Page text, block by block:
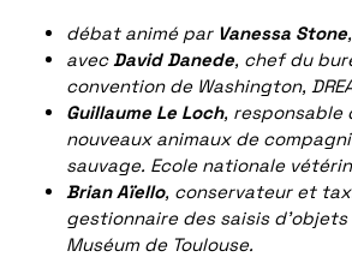
débat animé par Vanessa Stone
avec David Danede, chef du
convention de Washington,
Guillaume Le Loch, responsable
nouveaux animaux de
sauvage. Ecole nationale
Brian Aïello, conservateur et
gestionnaire des saisis
Muséum de Toulouse.